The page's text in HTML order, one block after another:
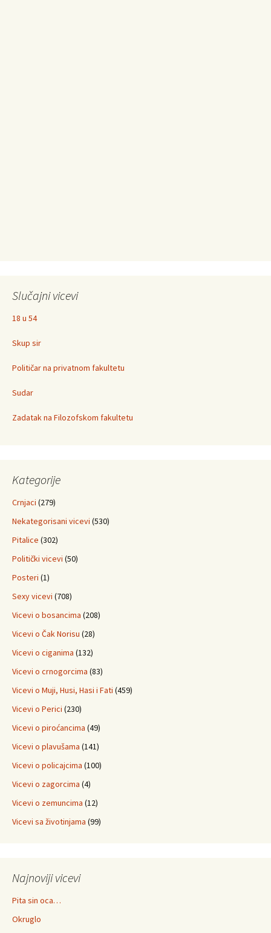
Slučajni vicevi
18 u 54
Skup sir
Političar na privatnom fakultetu
Sudar
Zadatak na Filozofskom fakultetu
Kategorije
Crnjaci (279)
Nekategorisani vicevi (530)
Pitalice (302)
Politički vicevi (50)
Posteri (1)
Sexy vicevi (708)
Vicevi o bosancima (208)
Vicevi o Čak Norisu (28)
Vicevi o ciganima (132)
Vicevi o crnogorcima (83)
Vicevi o Muji, Husi, Hasi i Fati (459)
Vicevi o Perici (230)
Vicevi o piroćancima (49)
Vicevi o plavušama (141)
Vicevi o policajcima (100)
Vicevi o zagorcima (4)
Vicevi o zemuncima (12)
Vicevi sa životinjama (99)
Najnoviji vicevi
Pita sin oca…
Okruglo